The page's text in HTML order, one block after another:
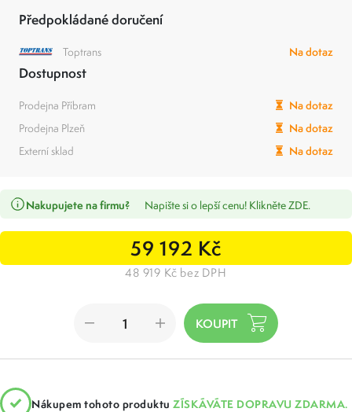
Předpokládané doručení
Toptrans Na dotaz
Dostupnost
Prodejna Příbram
Na dotaz
Prodejna Plzeň
Na dotaz
Externí sklad
Na dotaz
Nakupujete na firmu? Napište si o lepší cenu! Klikněte ZDE.
59 192 Kč
48 919 Kč bez DPH
Nákupem tohoto produktu ZÍSKÁVÁTE DOPRAVU ZDARMA.